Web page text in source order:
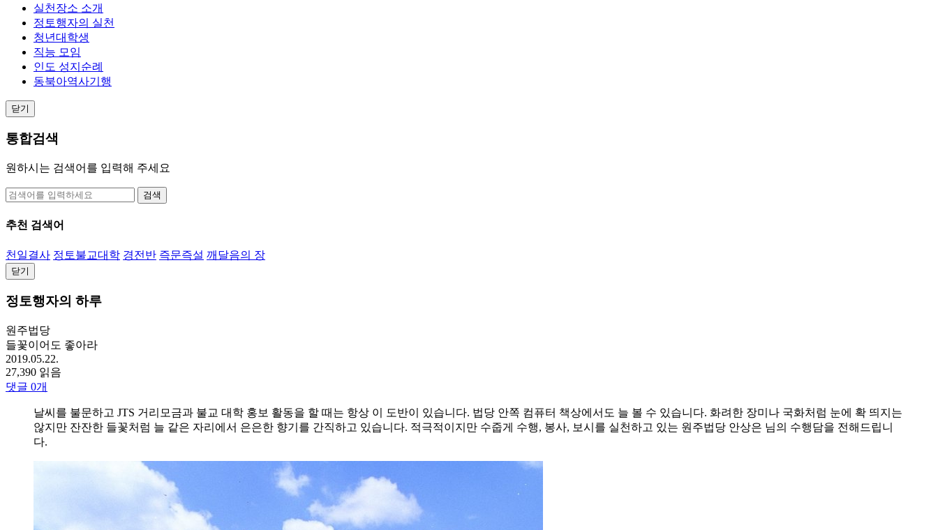
실천장소 소개
정토행자의 실천
청년대학생
직능 모임
인도 성지순례
동북아역사기행
닫기
통합검색
원하시는 검색어를 입력해 주세요
검색
추천 검색어
천일결사 정토불교대학 경전반 즉문즉설 깨달음의 장
닫기
정토행자의 하루
원주법당
들꽃이어도 좋아라
2019.05.22.
27,390 읽음
댓글 0개
날씨를 불문하고 JTS 거리모금과 불교 대학 홍보 활동을 할 때는 항상 이 도반이 있습니다. 법당 안쪽 컴퓨터 책상에서도 늘 볼 수 있습니다. 화려한 장미나 국화처럼 눈에 확 띄지는
않지만 잔잔한 들꽃처럼 늘 같은 자리에서 은은한 향기를 간직하고 있습니다. 적극적이지만 수줍게 수행, 봉사, 보시를 실천하고 있는 원주법당 안상은 님의 수행담을 전해드립니
다.